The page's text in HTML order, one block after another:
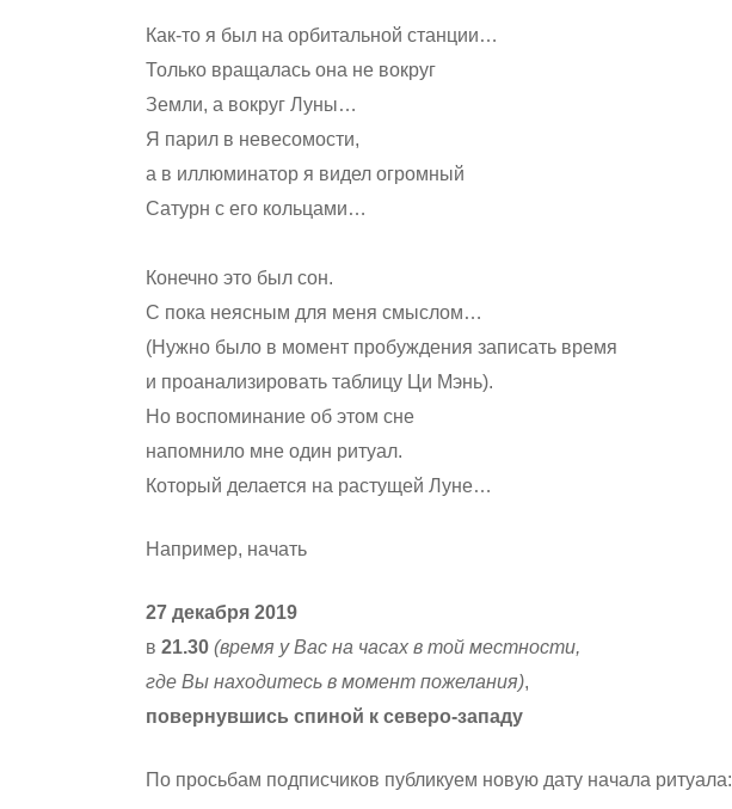
Hit enter to search or ESC to close
Как-то я был на орбитальной станции…
Только вращалась она не вокруг
Земли, а вокруг Луны…
Я парил в невесомости,
а в иллюминатор я видел огромный
Сатурн с его кольцами…
Конечно это был сон.
С пока неясным для меня смыслом…
(Нужно было в момент пробуждения записать время
и проанализировать таблицу Ци Мэнь).
Но воспоминание об этом сне
напомнило мне один ритуал.
Который делается на растущей Луне…
Например, начать
27 декабря 2019
в21.30 (время у Вас на часах в той местности,
где Вы находитесь в момент пожелания),
повернувшись спиной к северо-западу
По просьбам подписчиков публикуем новую дату начала ритуала: